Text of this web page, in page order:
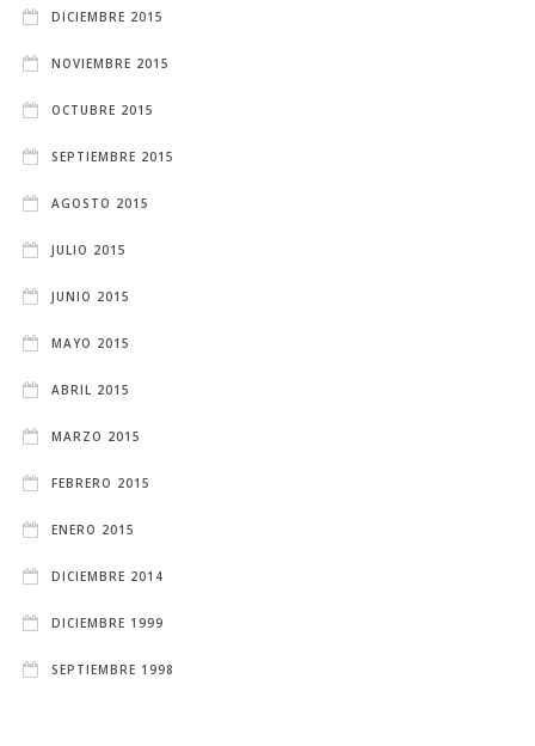
DICIEMBRE 2015
NOVIEMBRE 2015
OCTUBRE 2015
SEPTIEMBRE 2015
AGOSTO 2015
JULIO 2015
JUNIO 2015
MAYO 2015
ABRIL 2015
MARZO 2015
FEBRERO 2015
ENERO 2015
DICIEMBRE 2014
DICIEMBRE 1999
SEPTIEMBRE 1998